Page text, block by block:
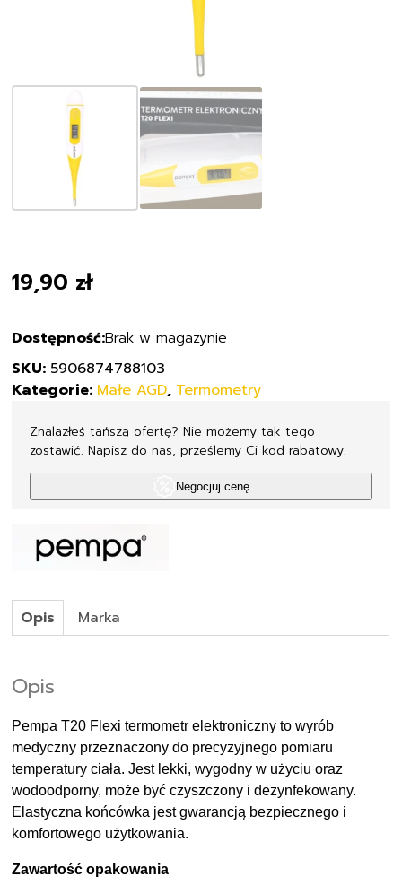
19,90 zł
Brak w magazynie
SKU: 5906874788103
Kategorie: Małe AGD, Termometry
Znalazłeś tańszą ofertę? Nie możemy tak tego
zostawić. Napisz do nas, prześlemy Ci kod rabatowy.
Negocjuj cenę
Opis Marka
Opis
Pempa T20 Flexi termometr elektroniczny to wyrób
medyczny przeznaczony do precyzyjnego pomiaru
temperatury ciała. Jest lekki, wygodny w użyciu oraz
wodoodporny, może być czyszczony i dezynfekowany.
Elastyczna końcówka jest gwarancją bezpiecznego i
komfortowego użytkowania.
Zawartość opakowania